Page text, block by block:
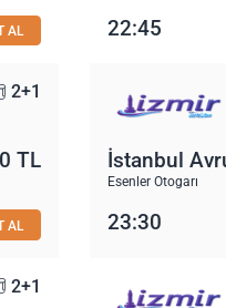
AL 22:45
2+1
TL
AL
İstanbul
Esenler Otogarı
23:30
2+1